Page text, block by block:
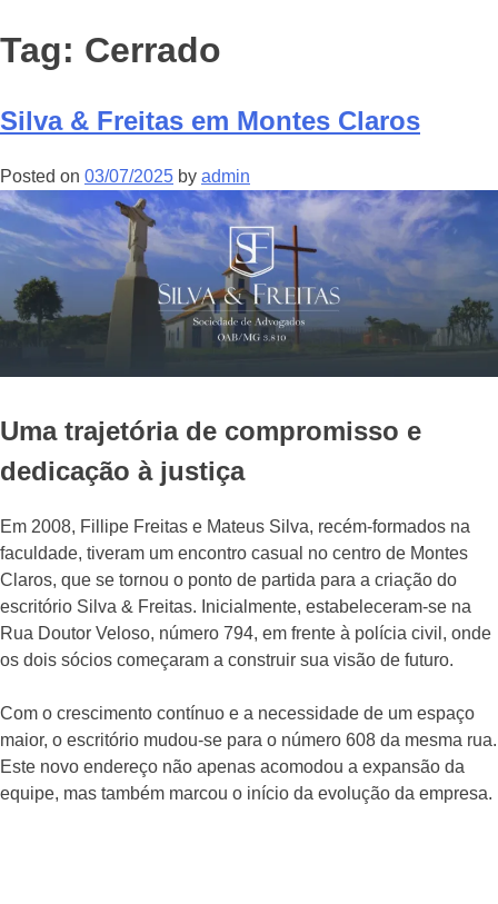
Tag: Cerrado
Silva & Freitas em Montes Claros
Posted on 03/07/2025 by admin
Uma trajetória de compromisso e
dedicação à justiça
Em 2008, Fillipe Freitas e Mateus Silva, recém-formados na
faculdade, tiveram um encontro casual no centro de Montes
Claros, que se tornou o ponto de partida para a criação do
escritório Silva & Freitas. Inicialmente, estabeleceram-se na
Rua Doutor Veloso, número 794, em frente à polícia civil, onde
os dois sócios começaram a construir sua visão de futuro.
Com o crescimento contínuo e a necessidade de um espaço
maior, o escritório mudou-se para o número 608 da mesma rua.
Este novo endereço não apenas acomodou a expansão da
equipe, mas também marcou o início da evolução da empresa.